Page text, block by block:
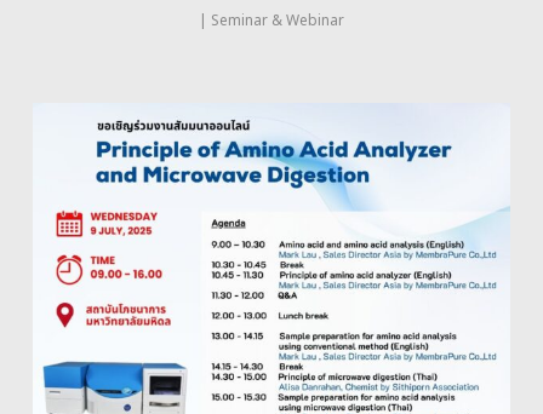
| Seminar & Webinar